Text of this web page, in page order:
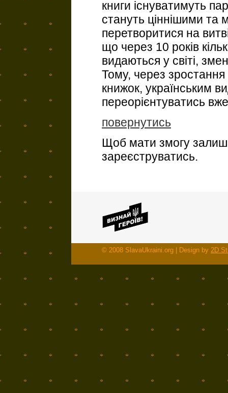
книги існуватимуть
стануть ціннішими
перетворитися на
що через 10 років
видаються у світі,
Тому, через
книжок, українським
переорієнтуватись
повернутись
Щоб мати змогу
зареєструватись.
© 2008 SlavaUkraini.org | Design by 2D